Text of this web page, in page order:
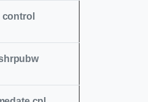
control